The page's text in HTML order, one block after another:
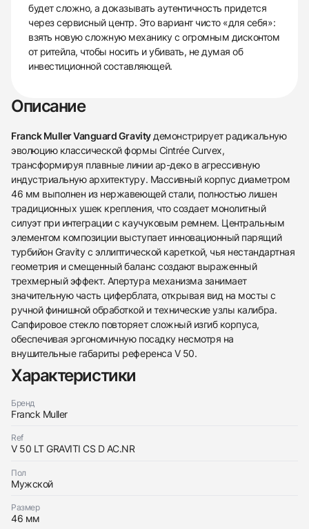
438
285
145
142
205
204
195
150
6
будет сложно, а доказывать аутентичность придется
через сервисный центр. Это вариант чисто «для себя»:
взять новую сложную механику с огромным дисконтом
от ритейла, чтобы носить и убивать, не думая об
инвестиционной составляющей.
Описание
Franck Muller Vanguard Gravityдемонстрирует радикальную
эволюцию классической формы Cintrée Curvex,
трансформируя плавные линии ар-деко в агрессивную
индустриальную архитектуру. Массивный корпус диаметром
46 мм выполнен из нержавеющей стали, полностью лишен
традиционных ушек крепления, что создает монолитный
силуэт при интеграции с каучуковым ремнем. Центральным
элементом композиции выступает инновационный парящий
турбийон Gravity с эллиптической кареткой, чья нестандартная
геометрия и смещенный баланс создают выраженный
трехмерный эффект. Апертура механизма занимает
значительную часть циферблата, открывая вид на мосты с
ручной финишной обработкой и технические узлы калибра.
Сапфировое стекло повторяет сложный изгиб корпуса,
обеспечивая эргономичную посадку несмотря на
внушительные габариты референса V 50.
Характеристики
Бренд
Franck Muller
Ref
V 50 LT GRAVITI CS D AC.NR
Пол
Мужской
Размер
46 мм
Заказать эти часы
Оставьте ваши контактные данные и мы свяжемся
с вами
Оставьте ваши контактные данные и мы свяжемся